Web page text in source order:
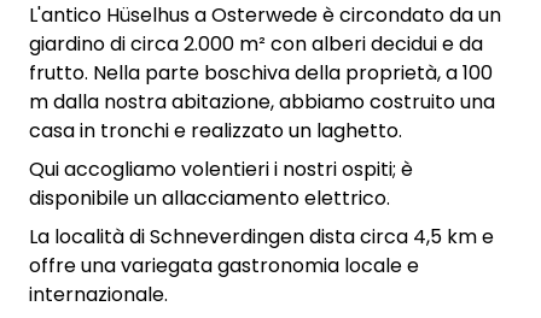
L'antico Hüselhus a Osterwede è circondato da un
giardino di circa 2.000 m² con alberi decidui e da
frutto. Nella parte boschiva della proprietà, a 100
m dalla nostra abitazione, abbiamo costruito una
casa in tronchi e realizzato un laghetto.
Qui accogliamo volentieri i nostri ospiti; è
disponibile un allacciamento elettrico.
La località di Schneverdingen dista circa 4,5 km e
offre una variegata gastronomia locale e
internazionale.